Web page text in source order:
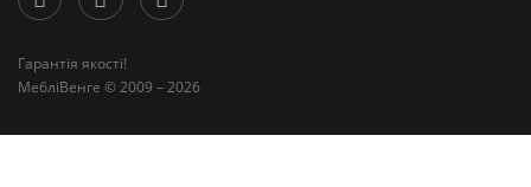
Гарантія якості!
МебліВенге © 2009 – 2026